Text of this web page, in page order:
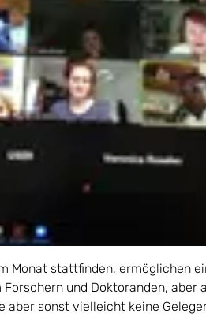
Monat stattfinden, ermöglichen
und Doktoranden, aber
aber sonst vielleicht keine